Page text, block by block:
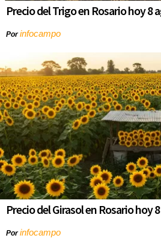
Precio del Trigo en Rosario hoy 8
Porinfocampo
Precio del Girasol en Rosario hoy
Porinfocampo